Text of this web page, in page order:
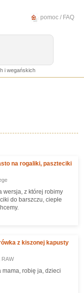
pomoc / FAQ
i wegańskich
na rogaliki, paszteciki
wersja, z której robimy
do barszczu, ciepłe
z kiszonej kapusty
RAW
mama, robię ja, dzieci